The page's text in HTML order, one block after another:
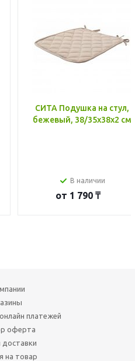
СИТА Подушка на стул,
бежевый, 38/35x38x2 см
В наличии
от 1 790 ₸
платежей
оферта
доставки
на товар